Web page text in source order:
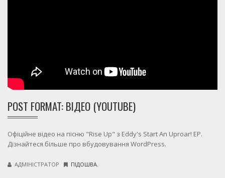
POST FORMAT: ВІДЕО (YOUTUBE)
Офіційне відео на пісню "Rise Up" з Eddy's Start An Uproar! EP.
Дізнайтеся більше про вбудовування WordPress.
АДМІНІСТРАТОР ПІДОШВА.